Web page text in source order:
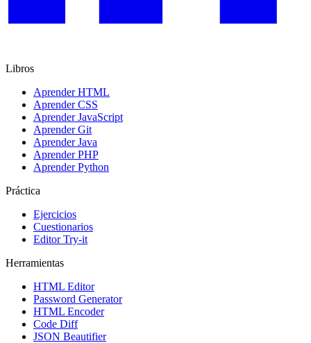
Libros
Aprender HTML
Aprender CSS
Aprender JavaScript
Aprender Git
Aprender Java
Aprender PHP
Aprender Python
Práctica
Ejercicios
Cuestionarios
Editor Try-it
Herramientas
HTML Editor
Password Generator
HTML Encoder
Code Diff
JSON Beautifier